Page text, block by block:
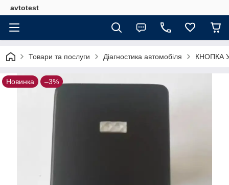
avtotest
Товари та послуги Діагностика автомобіля КНОПКА
Новинка –3%